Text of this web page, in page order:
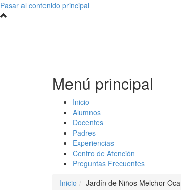
Pasar al contenido principal
Menú principal
Inicio
Alumnos
Docentes
Padres
Experiencias
Centro de Atención
Preguntas Frecuentes
Inicio
Jardín de Niños Melchor